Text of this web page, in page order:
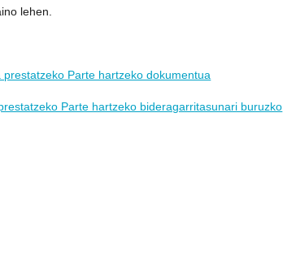
lehen.
Parte hartzeko dokumentua
Parte hartzeko bideragarritasunari buruzko